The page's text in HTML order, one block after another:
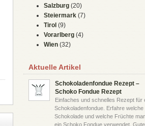
Salzburg (20)
Steiermark (7)
Tirol (9)
Vorarlberg (4)
Wien (32)
Aktuelle Artikel
Schokoladenfondue Rezept –
Schoko Fondue Rezept
Einfaches und schnelles Rezept für
Schokoladenfondue. Erfahre welche
Schokolade und welche Früchte
ein Schoko Fondue verwendet.